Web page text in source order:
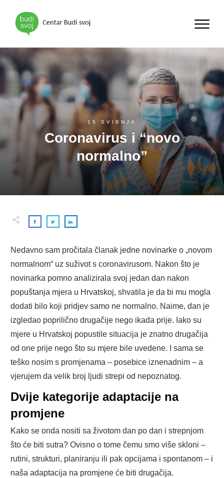
15 SVIBNJA
Coronavirus i “novo
normalno”
Nedavno sam pročitala članak jedne novinarke o „novom
normalnom“ uz suživot s coronavirusom. Nakon što je
novinarka pomno analizirala svoj jedan dan nakon
popuštanja mjera u Hrvatskoj, shvatila je da bi mu mogla
dodati bilo koji pridjev samo ne normalno. Naime, dan je
izgledao poprilično drugačije nego ikada prije. Iako su
mjere u Hrvatskoj popustile situacija je znatno drugačija
od one prije nego što su mjere bile uvedene. I sama se
teško nosim s promjenama – posebice iznenadnim – a
vjerujem da velik broj ljudi strepi od nepoznatog.
Dvije kategorije adaptacije na
promjene
Kako se onda nositi sa životom dan po dan i strepnjom
što će biti sutra? Ovisno o tome čemu smo više skloni –
rutini, strukturi, planiranju ili pak opcijama i spontanom – i
naša adaptacija na promjene će biti drugačija.